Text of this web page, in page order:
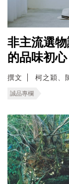
非主流選
的品味初心
撰文 柯之穎、
誠品專欄